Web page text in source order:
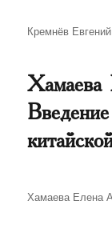
Автор
Кремнёв
Автор
Хамаева Елена